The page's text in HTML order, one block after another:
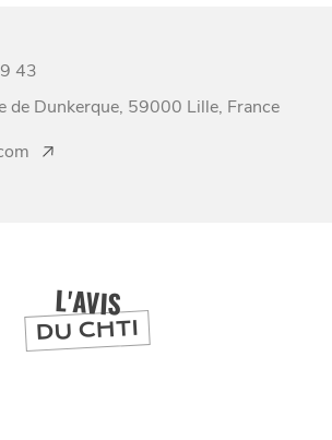
L'AVIS
DU CHTI
43
de Dunkerque, 59000 Lille, France
DEPUIS 1973